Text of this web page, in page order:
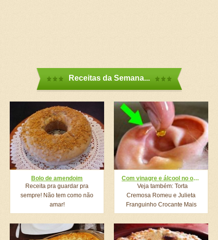
Receitas da Semana...
Bolo de amendoim
Receita pra guardar pra
sempre! Não tem como não
amar!
Com vinagre e álcool no ouvido, ele resolve algo muito comum!
Veja também: Torta
Cremosa Romeu e Julieta
Franguinho Crocante Mais
Fácil...